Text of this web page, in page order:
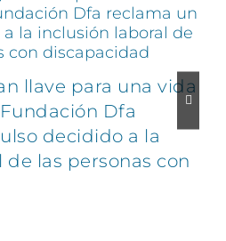
llave para una vida
Dfa
decidido a la
las personas con